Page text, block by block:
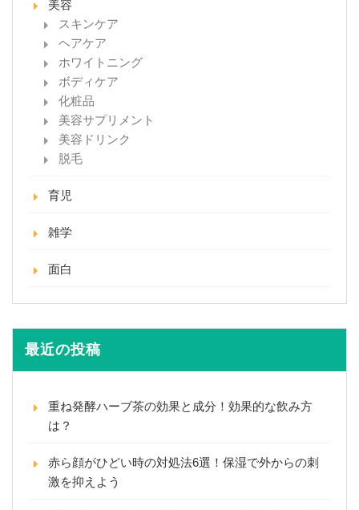
美容
スキンケア
ヘアケア
ホワイトニング
ボディケア
化粧品
美容サプリメント
美容ドリンク
脱毛
育児
雑学
面白
最近の投稿
重ね発酵ハーブ茶の効果と成分！効果的な飲み方
は？
赤ら顔がひどい時の対処法6選！保湿で外からの刺
激を抑えよう